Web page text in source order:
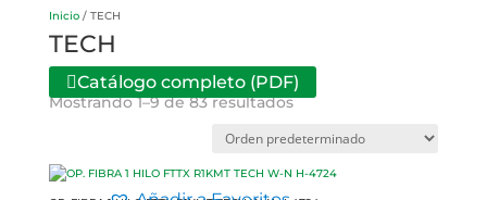
Inicio/ TECH
TECH
Catálogo completo (PDF)
Mostrando 1–9 de 83 resultados